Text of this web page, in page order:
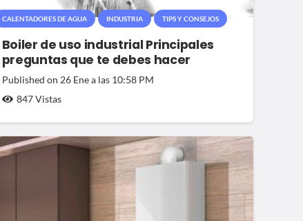
CALENTADORES DE AGUA INDUSTRIA TIPS Y CONSEJOS
Boiler de uso industrial Principales
preguntas que te debes hacer
Published on 26 Ene a las 10:58 PM
847Vistas